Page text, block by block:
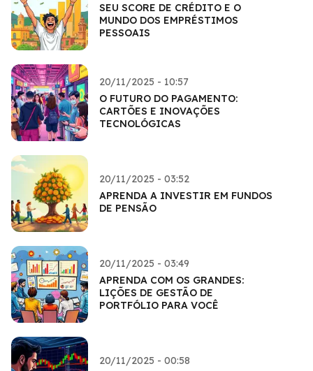
SEU SCORE DE CRÉDITO E O
MUNDO DOS EMPRÉSTIMOS
PESSOAIS
20/11/2025 - 10:57
O FUTURO DO PAGAMENTO:
CARTÕES E INOVAÇÕES
TECNOLÓGICAS
20/11/2025 - 03:52
APRENDA A INVESTIR EM FUNDOS
DE PENSÃO
20/11/2025 - 03:49
APRENDA COM OS GRANDES:
LIÇÕES DE GESTÃO DE
PORTFÓLIO PARA VOCÊ
20/11/2025 - 00:58